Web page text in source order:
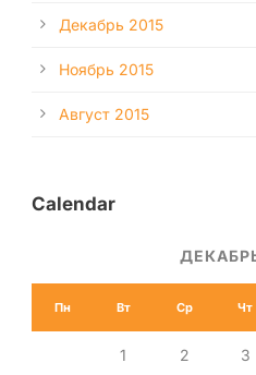
Декабрь 2015
Ноябрь 2015
Август 2015
Calendar
Пн Вт Ср Чт
1 2 3